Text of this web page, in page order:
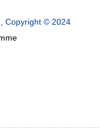
Copyright © 2024